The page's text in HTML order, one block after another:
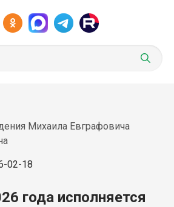
Михаила Евграфовича
02-18
года исполняется